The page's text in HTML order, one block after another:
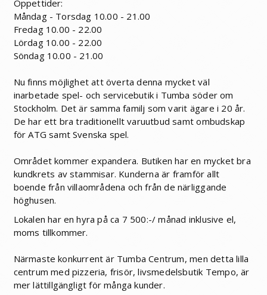
Öppettider:
Måndag - Torsdag 10.00 - 21.00
Fredag 10.00 - 22.00
Lördag 10.00 - 22.00
Söndag 10.00 - 21.00
Nu finns möjlighet att överta denna mycket väl
inarbetade spel- och servicebutik i Tumba söder om
Stockholm. Det är samma familj som varit ägare i 20 år.
De har ett bra traditionellt varuutbud samt ombudskap
för ATG samt Svenska spel.
Området kommer expandera. Butiken har en mycket bra
kundkrets av stammisar. Kunderna är framför allt
boende från villaområdena och från de närliggande
höghusen.
Lokalen har en hyra på ca 7 500:-/ månad inklusive el,
moms tillkommer.
Närmaste konkurrent är Tumba Centrum, men detta lilla
centrum med pizzeria, frisör, livsmedelsbutik Tempo, är
mer lättillgängligt för många kunder.